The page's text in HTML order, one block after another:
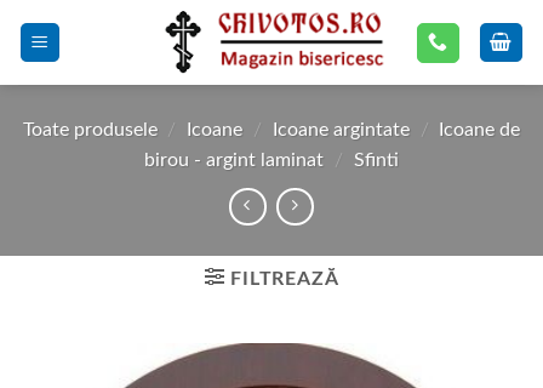
Toate produsele / Icoane / Icoane argintate /
Icoane de
birou - argint laminat
/ Sfinti
FILTREAZĂ